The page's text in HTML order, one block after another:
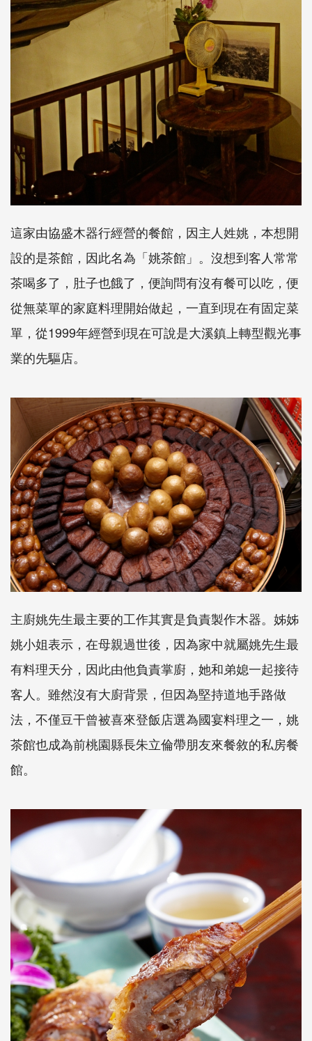
這家由協盛木器行經營的餐館，因主人姓姚，本想開
設的是茶館，因此名為「姚茶館」。沒想到客人常常
茶喝多了，肚子也餓了，便詢問有沒有餐可以吃，便
從無菜單的家庭料理開始做起，一直到現在有固定菜
單，從1999年經營到現在可說是大溪鎮上轉型觀光事
業的先驅店。
主廚姚先生最主要的工作其實是負責製作木器。姊姊
姚小姐表示，在母親過世後，因為家中就屬姚先生最
有料理天分，因此由他負責掌廚，她和弟媳一起接待
客人。雖然沒有大廚背景，但因為堅持道地手路做
法，不僅豆干曾被喜來登飯店選為國宴料理之一，姚
茶館也成為前桃園縣長朱立倫帶朋友來餐敘的私房餐
館。